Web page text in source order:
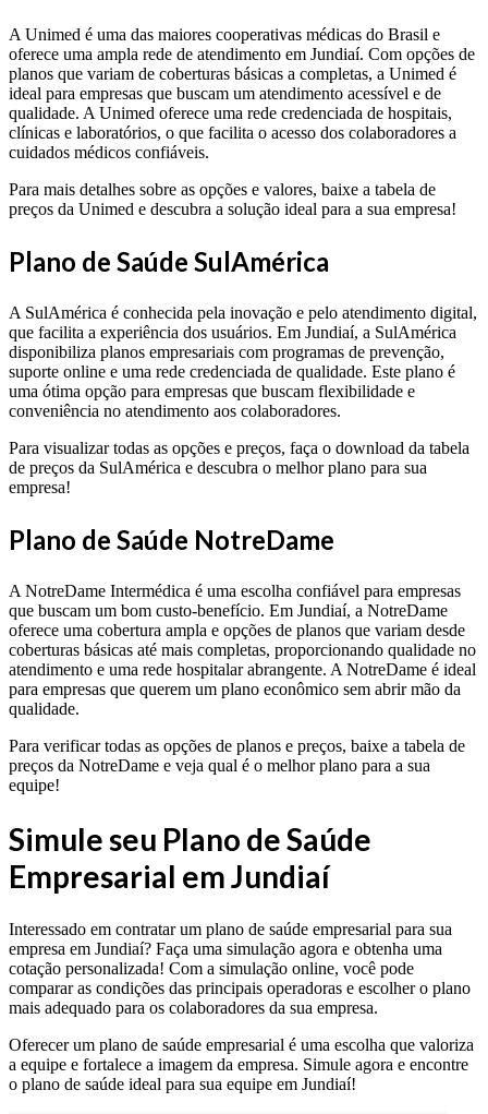
A Unimed é uma das maiores cooperativas médicas do Brasil e
oferece uma ampla rede de atendimento em Jundiaí. Com opções de
planos que variam de coberturas básicas a completas, a Unimed é
ideal para empresas que buscam um atendimento acessível e de
qualidade. A Unimed oferece uma rede credenciada de hospitais,
clínicas e laboratórios, o que facilita o acesso dos colaboradores a
cuidados médicos confiáveis.
Para mais detalhes sobre as opções e valores, baixe a tabela de
preços da Unimed e descubra a solução ideal para a sua empresa!
Plano de Saúde SulAmérica
A SulAmérica é conhecida pela inovação e pelo atendimento digital,
que facilita a experiência dos usuários. Em Jundiaí, a SulAmérica
disponibiliza planos empresariais com programas de prevenção,
suporte online e uma rede credenciada de qualidade. Este plano é
uma ótima opção para empresas que buscam flexibilidade e
conveniência no atendimento aos colaboradores.
Para visualizar todas as opções e preços, faça o download da tabela
de preços da SulAmérica e descubra o melhor plano para sua
empresa!
Plano de Saúde NotreDame
A NotreDame Intermédica é uma escolha confiável para empresas
que buscam um bom custo-benefício. Em Jundiaí, a NotreDame
oferece uma cobertura ampla e opções de planos que variam desde
coberturas básicas até mais completas, proporcionando qualidade no
atendimento e uma rede hospitalar abrangente. A NotreDame é ideal
para empresas que querem um plano econômico sem abrir mão da
qualidade.
Para verificar todas as opções de planos e preços, baixe a tabela de
preços da NotreDame e veja qual é o melhor plano para a sua
equipe!
Simule seu Plano de Saúde
Empresarial em Jundiaí
Interessado em contratar um plano de saúde empresarial para sua
empresa em Jundiaí? Faça uma simulação agora e obtenha uma
cotação personalizada! Com a simulação online, você pode
comparar as condições das principais operadoras e escolher o plano
mais adequado para os colaboradores da sua empresa.
Oferecer um plano de saúde empresarial é uma escolha que valoriza
a equipe e fortalece a imagem da empresa. Simule agora e encontre
o plano de saúde ideal para sua equipe em Jundiaí!